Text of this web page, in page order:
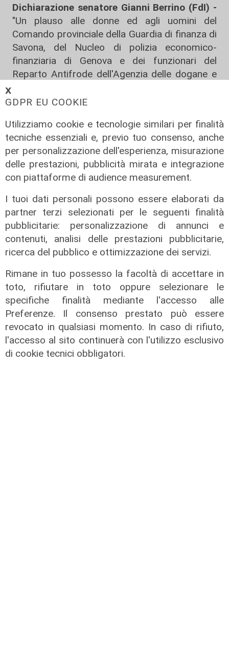
𝗫
GDPR EU COOKIE
Utilizziamo cookie e tecnologie similari per finalità
tecniche essenziali e, previo tuo consenso, anche
per personalizzazione dell'esperienza, misurazione
delle prestazioni, pubblicità mirata e integrazione
con piattaforme di audience measurement.
I tuoi dati personali possono essere elaborati da
partner terzi selezionati per le seguenti finalità
pubblicitarie: personalizzazione di annunci e
contenuti, analisi delle prestazioni pubblicitarie,
ricerca del pubblico e ottimizzazione dei servizi.
Rimane in tuo possesso la facoltà di accettare in
toto, rifiutare in toto oppure selezionare le
specifiche finalità mediante l'accesso alle
Preferenze. Il consenso prestato può essere
revocato in qualsiasi momento. In caso di rifiuto,
l'accesso al sito continuerà con l'utilizzo esclusivo
di cookie tecnici obbligatori.
Dichiarazione senatore Gianni Berrino (FdI) -
"Un plauso alle donne ed agli uomini del
Comando provinciale della Guardia di finanza di
Savona, del Nucleo di polizia economico-
finanziaria di Genova e dei funzionari del
Reparto Antifrode dell'Agenzia delle dogane e
oltre 340 chilogrammi di cocaina purissima nel
L'operazione condotta ha portato ad un maxi-
sequestro che, se immesso sul mercato,
avrebbe fruttato alle organizzazioni criminali
circa 120 milioni di euro. Questo brillante
risultato rappresenta una vittoria dello Stato e
della legalità. L'operazione dimostra, ancora
una volta, la grandissima capacità operativa, la
dedizione assoluta e l'altissimo livello di
professionalità delle nostre Forze dell'Ordine e
dell'apparato investigativo". Così il senatore
ligure di Fratelli d'Italia Gianni Berrino,
capogruppo FdI in Commissione Giustizia a
Palazzo Madama.
Per restare sempre aggiornati
sulle principali
notizie sulla Liguria seguiteci sul canale
Telenord, su
Whatsapp, Instagram ,
su
Youtube e su Facebook